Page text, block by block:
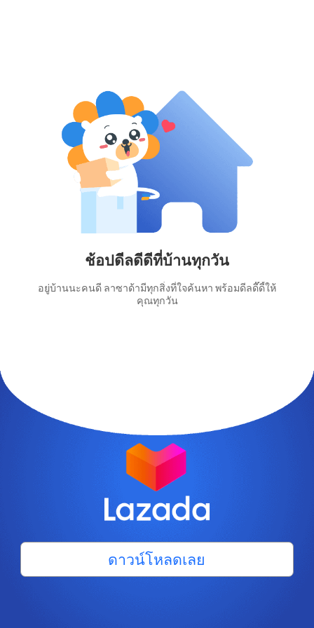
ช้อปดีลดีดีที่บ้านทุกวัน
อยู่บ้านนะคนดี ลาซาด้ามีทุกสิ่งที่ใจค้นหา พร้อมดีลดี๊ดี้ให้
คุณทุกวัน
ดาวน์โหลดเลย